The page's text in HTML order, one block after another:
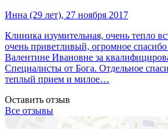
Инна (29 лет), 27 ноября 2017
Клиника изумительная, очень тепло
очень приветливый, огромное
Валентине Ивановне за
Специалисты от Бога. Отдельное
теплый прием и милое…
Оставить отзыв
Все отзывы